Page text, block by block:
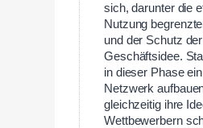
sich, darunter die
Nutzung
und der Schutz der
Geschäftsidee.
in dieser Phase
Netzwerk
gleichzeitig ihre
Wettbewerbern